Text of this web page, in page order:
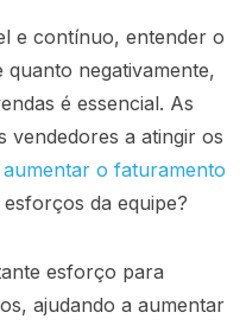
e contínuo, entender o
negativamente,
é essencial. As
vendedores a atingir os
aumentar o faturamento
da equipe?
esforço para
ajudando a aumentar